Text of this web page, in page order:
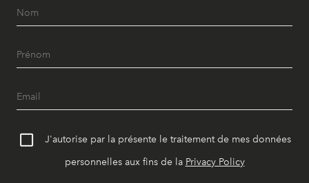
J'autorise par la présente le traitement de mes données
personnelles aux fins de la Privacy Policy